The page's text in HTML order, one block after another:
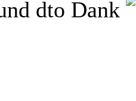
dto Dank